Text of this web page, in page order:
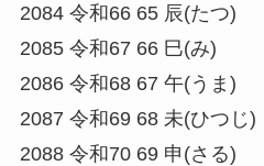
2084 令和66 65 辰(たつ)
2085 令和67 66 巳(み)
2086 令和68 67 午(うま)
2087 令和69 68 未(ひつじ)
2088 令和70 69 申(さる)